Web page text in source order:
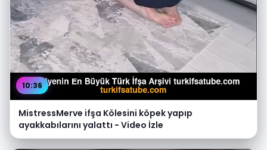
10:36
MistressMerve ifşa Kölesini köpek yapıp
ayakkabılarını yalattı - Video İzle